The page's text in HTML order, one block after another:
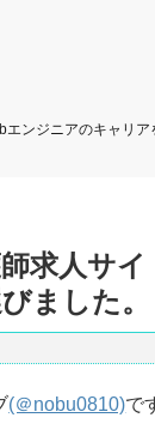
ンジニアのキャリア
求人サ
ました。
(＠nobu0810)で